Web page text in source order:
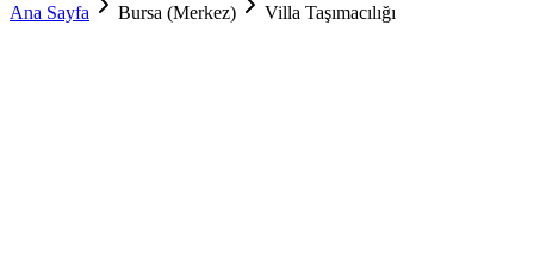
Ana Sayfa
Bursa (Merkez) Villa Taşımacılığı